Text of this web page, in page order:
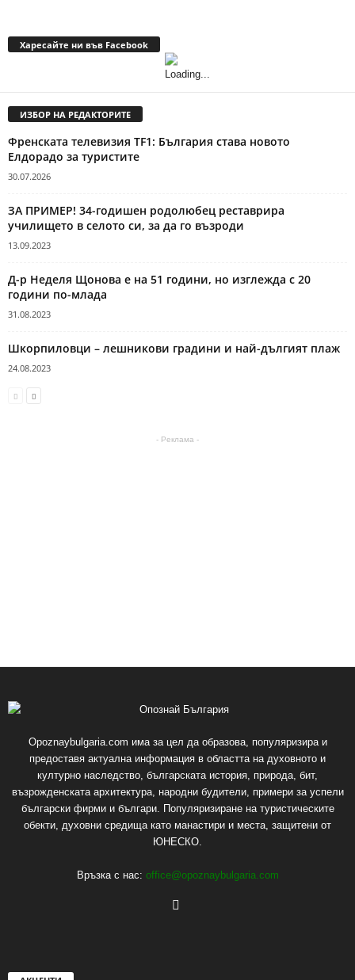
Харесайте ни във Facebook
ИЗБОР НА РЕДАКТОРИТЕ
Френската телевизия TF1: България става новото
Елдорадо за туристите
30.07.2026
ЗА ПРИМЕР! 34-годишен родолюбец реставрира
училището в селото си, за да го възроди
13.09.2023
Д-р Неделя Щонова е на 51 години, но изглежда с 20
години по-млада
31.08.2023
Шкорпиловци – лешникови градини и най-дългият плаж
24.08.2023
- Реклама -
Opoznaybulgaria.com има за цел да образова, популяризира и
предоставя актуална информация в областта на духовното и
културно наследство, българската история, природа, бит,
възрожденската архитектура, народни будители, примери за успели
български фирми и българи. Популяризиране на туристическите
обекти, духовни средища като манастири и места, защитени от
ЮНЕСКО.
Връзка с нас: office@opoznaybulgaria.com